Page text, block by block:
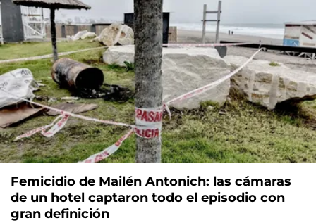
Femicidio de Mailén Antonich: las cámaras
de un hotel captaron todo el episodio con
gran definición